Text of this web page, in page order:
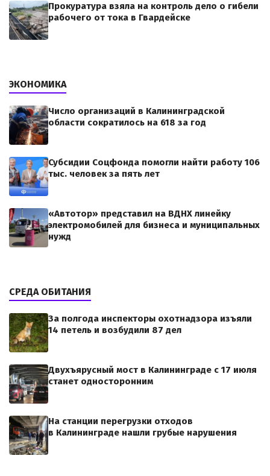
Прокуратура взяла на контроль дело о гибели
рабочего от тока в Гвардейске
ЭКОНОМИКА
Число организаций в Калининградской
области сократилось на 618 за год
Субсидии Соцфонда помогли найти работу 106
тыс. человек за пять лет
«Автотор» представил на ВДНХ линейку
электромобилей для бизнеса и муниципальных
нужд
СРЕДА ОБИТАНИЯ
За полгода инспекторы охотнадзора изъяли
14 петель и возбудили 87 дел
Двухъярусный мост в Калининграде с 17 июля
станет односторонним
На станции перегрузки отходов
в Калининграде нашли грубые нарушения